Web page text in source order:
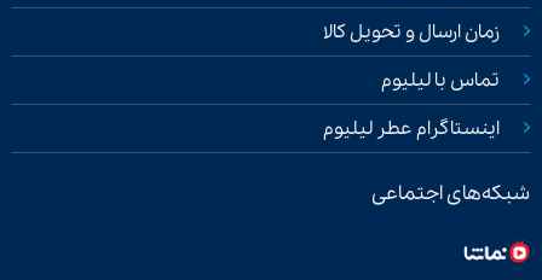
زمان ارسال و تحویل کالا
تماس با لیلیوم
اینستاگرام عطر لیلیوم
شبکه‌های اجتماعی